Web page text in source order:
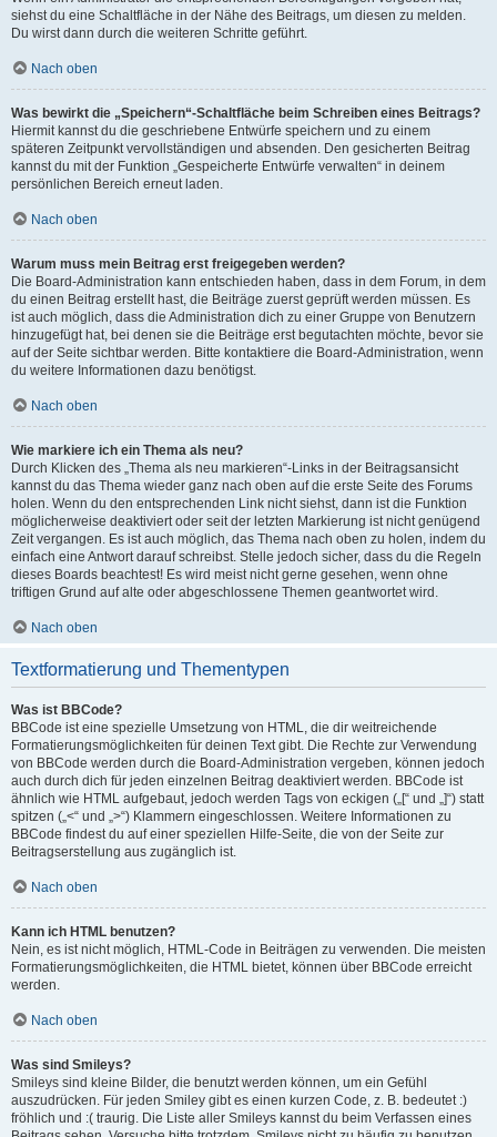
siehst du eine Schaltfläche in der Nähe des Beitrags, um diesen zu melden.
Du wirst dann durch die weiteren Schritte geführt.
Nach oben
Was bewirkt die „Speichern“-Schaltfläche beim Schreiben eines Beitrags?
Hiermit kannst du die geschriebene Entwürfe speichern und zu einem
späteren Zeitpunkt vervollständigen und absenden. Den gesicherten Beitrag
kannst du mit der Funktion „Gespeicherte Entwürfe verwalten“ in deinem
persönlichen Bereich erneut laden.
Nach oben
Warum muss mein Beitrag erst freigegeben werden?
Die Board-Administration kann entschieden haben, dass in dem Forum, in dem
du einen Beitrag erstellt hast, die Beiträge zuerst geprüft werden müssen. Es
ist auch möglich, dass die Administration dich zu einer Gruppe von Benutzern
hinzugefügt hat, bei denen sie die Beiträge erst begutachten möchte, bevor sie
auf der Seite sichtbar werden. Bitte kontaktiere die Board-Administration, wenn
du weitere Informationen dazu benötigst.
Nach oben
Wie markiere ich ein Thema als neu?
Durch Klicken des „Thema als neu markieren“-Links in der Beitragsansicht
kannst du das Thema wieder ganz nach oben auf die erste Seite des Forums
holen. Wenn du den entsprechenden Link nicht siehst, dann ist die Funktion
möglicherweise deaktiviert oder seit der letzten Markierung ist nicht genügend
Zeit vergangen. Es ist auch möglich, das Thema nach oben zu holen, indem du
einfach eine Antwort darauf schreibst. Stelle jedoch sicher, dass du die Regeln
dieses Boards beachtest! Es wird meist nicht gerne gesehen, wenn ohne
triftigen Grund auf alte oder abgeschlossene Themen geantwortet wird.
Nach oben
Textformatierung und Thementypen
Was ist BBCode?
BBCode ist eine spezielle Umsetzung von HTML, die dir weitreichende
Formatierungsmöglichkeiten für deinen Text gibt. Die Rechte zur Verwendung
von BBCode werden durch die Board-Administration vergeben, können jedoch
auch durch dich für jeden einzelnen Beitrag deaktiviert werden. BBCode ist
ähnlich wie HTML aufgebaut, jedoch werden Tags von eckigen („[“ und „]“) statt
spitzen („<“ und „>“) Klammern eingeschlossen. Weitere Informationen zu
BBCode findest du auf einer speziellen Hilfe-Seite, die von der Seite zur
Beitragserstellung aus zugänglich ist.
Nach oben
Kann ich HTML benutzen?
Nein, es ist nicht möglich, HTML-Code in Beiträgen zu verwenden. Die meisten
Formatierungsmöglichkeiten, die HTML bietet, können über BBCode erreicht
werden.
Nach oben
Was sind Smileys?
Smileys sind kleine Bilder, die benutzt werden können, um ein Gefühl
auszudrücken. Für jeden Smiley gibt es einen kurzen Code, z. B. bedeutet :)
fröhlich und :( traurig. Die Liste aller Smileys kannst du beim Verfassen eines